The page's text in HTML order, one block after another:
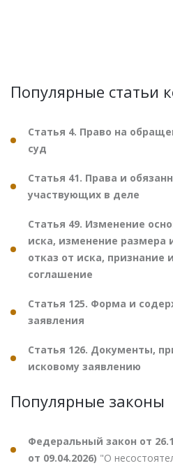
Популярные статьи
Статья 4. Право на
суд
Статья 41. Права и
участвующих в деле
Статья 49. Изменение
иска, изменение размера
отказ от иска, признание
соглашение
Статья 125. Форма и
заявления
Статья 126. Документы,
исковому заявлению
Популярные законы
Федеральный закон от
от 09.04.2026) "О